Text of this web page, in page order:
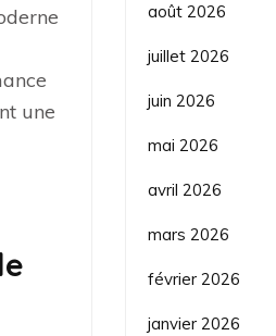
une
août 2026
juillet 2026
juin 2026
mai 2026
avril 2026
mars 2026
février 2026
janvier 2026